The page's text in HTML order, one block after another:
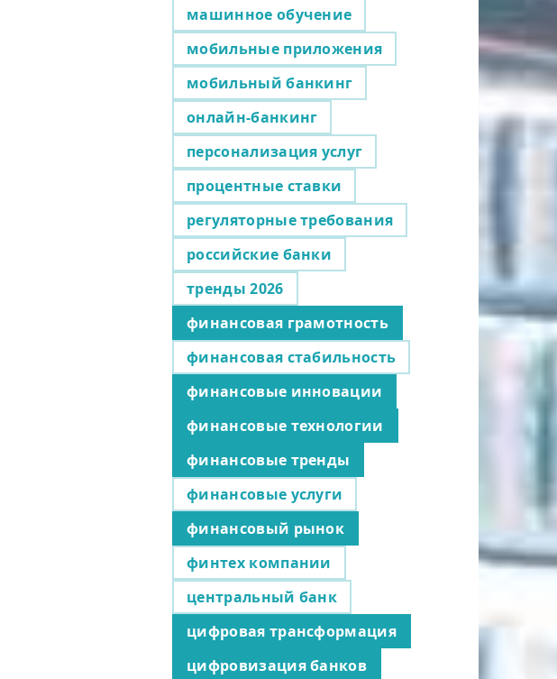
машинное обучение
мобильные приложения
мобильный банкинг
онлайн-банкинг
персонализация услуг
процентные ставки
регуляторные требования
российские банки
тренды 2026
финансовая грамотность
финансовая стабильность
финансовые инновации
финансовые технологии
финансовые тренды
финансовые услуги
финансовый рынок
финтех компании
центральный банк
цифровая трансформация
цифровизация банков